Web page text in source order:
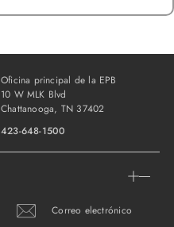
Oficina principal de la EPB
10 W MLK Blvd
Chattanooga, TN 37402
423-648-1500
Correo electrónico